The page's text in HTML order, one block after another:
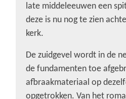
late middeleeuwen een
deze is nu nog te zien
kerk.
De zuidgevel wordt in de
de fundamenten toe
afbraakmateriaal op
opgetrokken. Van het